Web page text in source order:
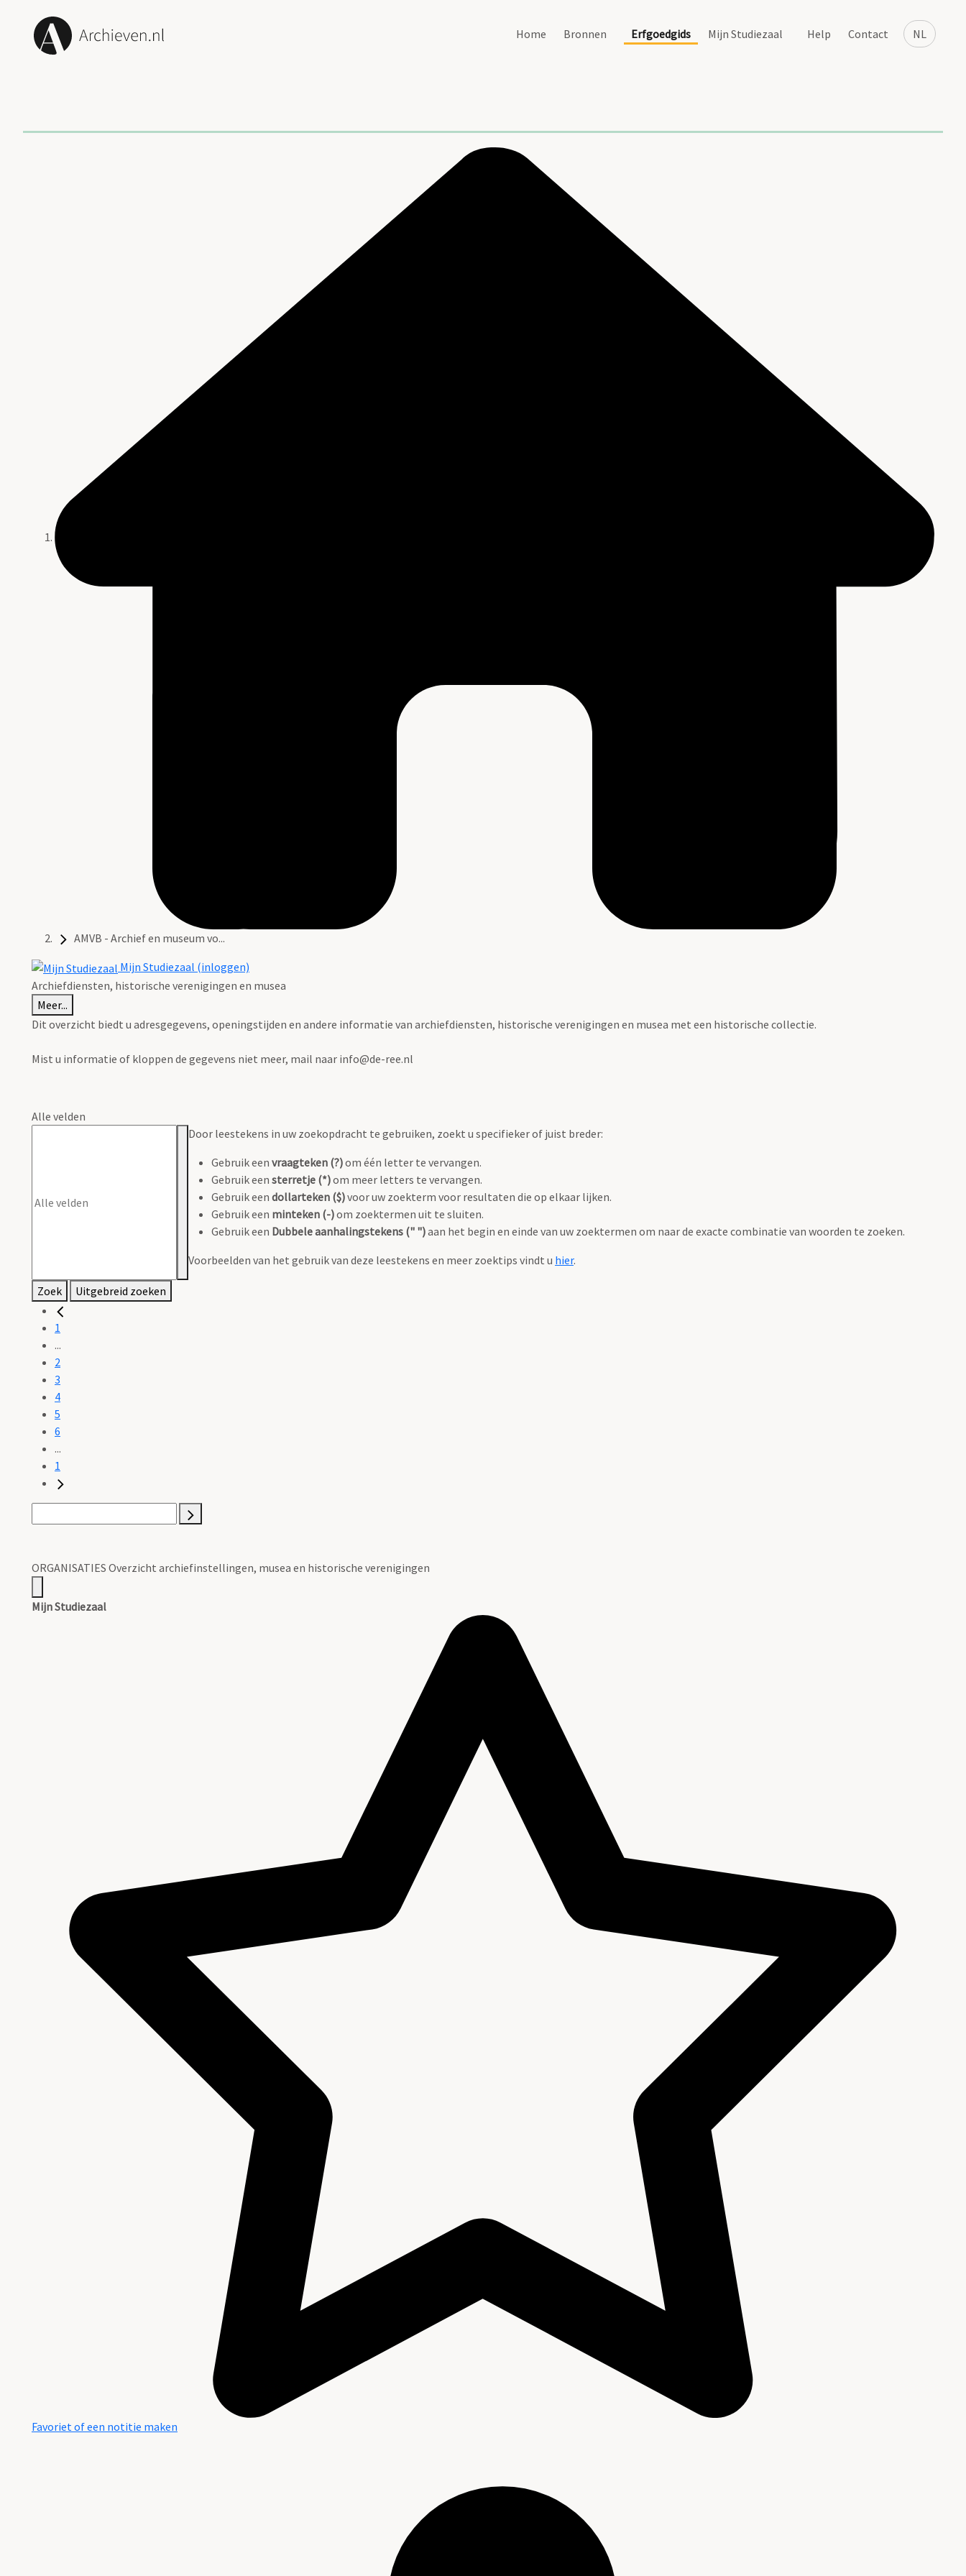
NL
Home Bronnen Erfgoedgids Mijn Studiezaal Help Contact
AMVB - Archief en museum vo...
Mijn Studiezaal (inloggen)
Archiefdiensten, historische verenigingen en musea
Meer...
Dit overzicht biedt u adresgegevens, openingstijden en andere informatie van archiefdiensten, historische verenigingen en musea met een historische collectie.
Mist u informatie of kloppen de gegevens niet meer, mail naar info@de-ree.nl
Alle velden
Door leestekens in uw zoekopdracht te gebruiken, zoekt u specifieker of juist breder:
Gebruik een vraagteken (?)om één letter te vervangen.
Gebruik een sterretje (*)om meer letters te vervangen.
Gebruik een dollarteken ($)voor uw zoekterm voor resultaten die op elkaar lijken.
Gebruik een minteken (-)om zoektermen uit te sluiten.
Gebruik een Dubbele aanhalingstekens (" ")aan het begin en einde van uw zoektermen om naar de exacte combinatie van woorden te zoeken.
Voorbeelden van het gebruik van deze leestekens en meer zoektips vindt u hier.
Zoek Uitgebreid zoeken
1
...
2
3
4
5
6
...
1
ORGANISATIES Overzicht archiefinstellingen, musea en historische verenigingen
Mijn Studiezaal
Favoriet of een notitie maken